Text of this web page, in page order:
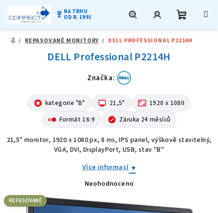
military_tech NA TRHU
OD R. 1991
DOMŮ
/ REPASOVANÉ MONITORY / DELL PROFESSIONAL P2214H
DELL Professional P2214H
Značka:
stars kategorie "B" monitor 21,5" aspect_ratio 1920 x 1080
hdr_strong Formát 16:9 verified Záruka 24 měsíců
21,5" monitor, 1920 x 1080 px, 8 ms, IPS panel, výškově stavitelný,
VGA, DVI, DisplayPort, USB, stav "B"
Více informací
Průměrné
produktu
je
Neohodnoceno
REPASOVANÉ